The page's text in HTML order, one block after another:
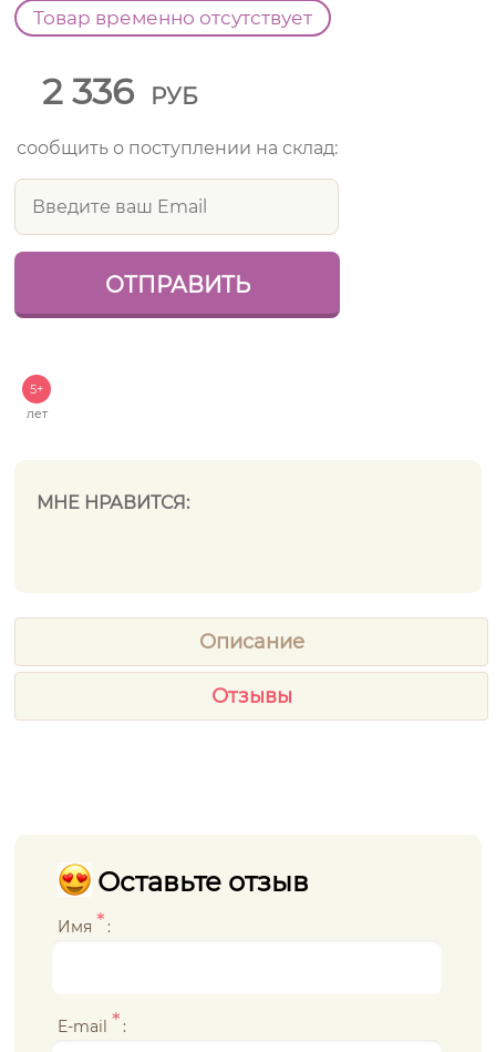
Товар временно отсутствует
2 336 РУБ
сообщить о поступлении на склад:
5+
лет
МНЕ НРАВИТСЯ:
Описание
Отзывы
Оставьте отзыв
Имя * :
E-mail * :